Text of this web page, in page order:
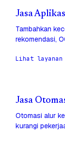
Jasa
Tambahkan
rekomendasi,
Lihat layanan
Jasa
Otomasi alur
kurangi